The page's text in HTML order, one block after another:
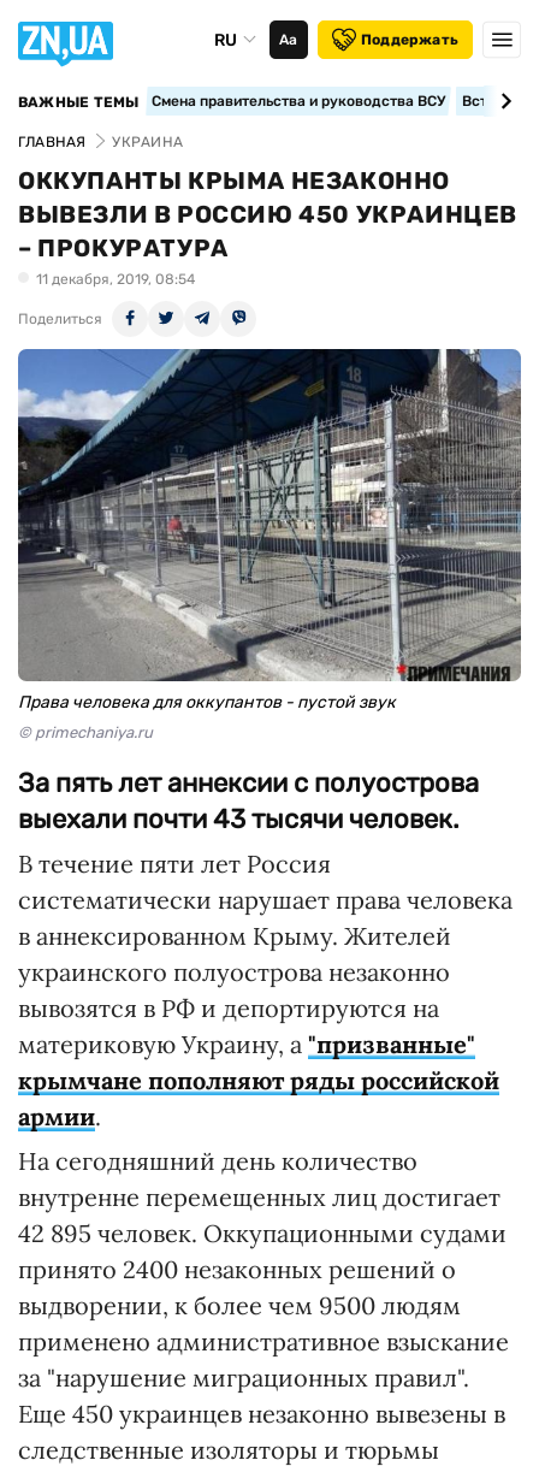
RU Аа Поддержать
ВАЖНЫЕ ТЕМЫ Смена правительства и руководства ВСУ
ГЛАВНАЯ УКРАИНА
ОККУПАНТЫ КРЫМА НЕЗАКОННО
ВЫВЕЗЛИ В РОССИЮ 450 УКРАИНЦЕВ
– ПРОКУРАТУРА
11 декабря, 2019, 08:54
Поделиться
Права человека для оккупантов - пустой звук
© primechaniya.ru
За пять лет аннексии с полуострова
выехали почти 43 тысячи человек.
В течение пяти лет Россия
систематически нарушает права человека
в аннексированном Крыму. Жителей
украинского полуострова незаконно
вывозятся в РФ и депортируются на
материковую Украину, а "призванные"
крымчане пополняют ряды российской
армии.
На сегодняшний день количество
внутренне перемещенных лиц достигает
42 895 человек. Оккупационными судами
принято 2400 незаконных решений о
выдворении, к более чем 9500 людям
применено административное взыскание
за "нарушение миграционных правил".
Еще 450 украинцев незаконно вывезены в
следственные изоляторы и тюрьмы